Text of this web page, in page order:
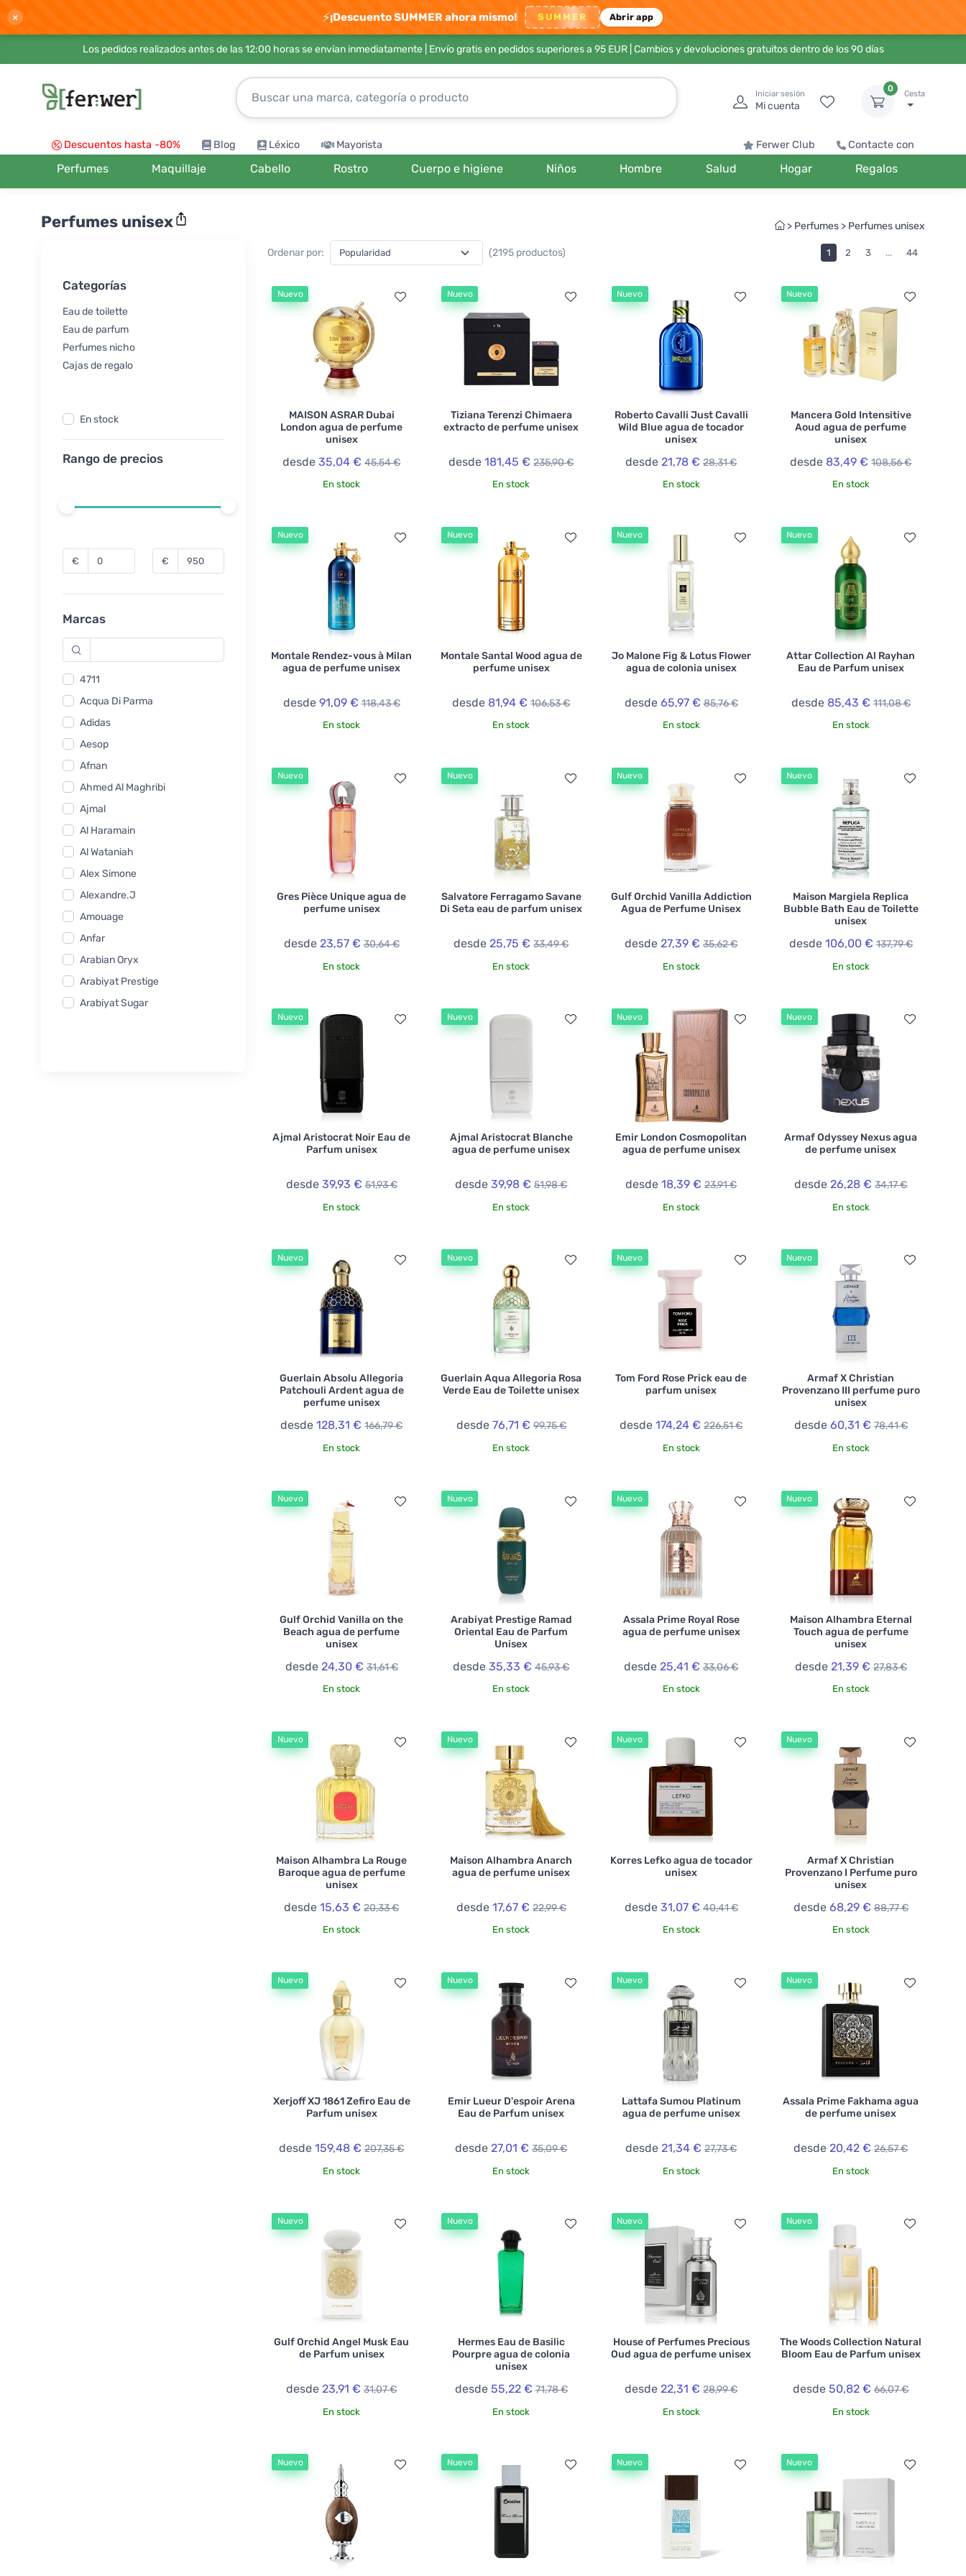
× ⚡¡Descuento SUMMER ahora mismo! SUMMER Abrir app
Los pedidos realizados antes de las 12:00 horas se envían inmediatamente | Envío gratis en pedidos superiores a 95 EUR| Cambios y devoluciones gratuitos dentro de los 90 días
Iniciar sesión
Mi cuenta
0
Cesta
Descuentos hasta -80% Blog Léxico Mayorista Ferwer Club Contacte con
Perfumes Maquillaje Cabello Rostro Cuerpo e higiene Niños Hombre Salud Hogar Regalos
> Perfumes > Perfumes unisex
Perfumes unisex
Categorías
Eau de toilette
Eau de parfum
Perfumes nicho
Cajas de regalo
En stock
Rango de precios
€ €
Marcas
4711
Acqua Di Parma
Adidas
Aesop
Afnan
Ahmed Al Maghribi
Ajmal
Al Haramain
Al Wataniah
Alex Simone
Alexandre.J
Amouage
Anfar
Arabian Oryx
Arabiyat Prestige
Arabiyat Sugar
Ordenar por: (2195 productos) 1 2 3 ... 44
Nuevo
MAISON ASRAR Dubai
London agua de perfume
unisex
desde35,04 € 45,54 €
En stock
Nuevo
Tiziana Terenzi Chimaera
extracto de perfume unisex
desde181,45 € 235,90 €
En stock
Nuevo
Roberto Cavalli Just Cavalli
Wild Blue agua de tocador
unisex
desde 21,78 € 28,31 €
En stock
Nuevo
Mancera Gold Intensitive
Aoud agua de perfume
unisex
desde 83,49 € 108,56 €
En stock
Nuevo
Montale Rendez-vous à Milan
agua de perfume unisex
desde 91,09 € 118,43 €
En stock
Nuevo
Montale Santal Wood agua de
perfume unisex
desde 81,94 € 106,53 €
En stock
Nuevo
Jo Malone Fig & Lotus Flower
agua de colonia unisex
desde 65,97 € 85,76 €
En stock
Nuevo
Attar Collection Al Rayhan
Eau de Parfum unisex
desde 85,43 € 111,08 €
En stock
Nuevo
Gres Pièce Unique agua de
perfume unisex
desde 23,57 € 30,64 €
En stock
Nuevo
Salvatore Ferragamo Savane
Di Seta eau de parfum unisex
desde25,75 € 33,49 €
En stock
Nuevo
Gulf Orchid Vanilla Addiction
Agua de Perfume Unisex
desde27,39 € 35,62 €
En stock
Nuevo
Maison Margiela Replica
Bubble Bath Eau de Toilette
unisex
desde 106,00 € 137,79 €
En stock
Nuevo
Ajmal Aristocrat Noir Eau de
Parfum unisex
desde 39,93 € 51,93 €
En stock
Nuevo
Ajmal Aristocrat Blanche
agua de perfume unisex
desde39,98 € 51,98 €
En stock
Nuevo
Emir London Cosmopolitan
agua de perfume unisex
desde18,39 € 23,91 €
En stock
Nuevo
Armaf Odyssey Nexus agua
de perfume unisex
desde26,28 € 34,17 €
En stock
Nuevo
Guerlain Absolu Allegoria
Patchouli Ardent agua de
perfume unisex
desde128,31 € 166,79 €
En stock
Nuevo
Guerlain Aqua Allegoria Rosa
Verde Eau de Toilette unisex
desde 76,71 € 99,75 €
En stock
Nuevo
Tom Ford Rose Prick eau de
parfum unisex
desde174,24 € 226,51 €
En stock
Nuevo
Armaf X Christian
Provenzano III perfume puro
unisex
desde 60,31 € 78,41 €
En stock
Nuevo
Gulf Orchid Vanilla on the
Beach agua de perfume
unisex
desde 24,30 € 31,61 €
En stock
Nuevo
Arabiyat Prestige Ramad
Oriental Eau de Parfum
Unisex
desde35,33 € 45,93 €
En stock
Nuevo
Assala Prime Royal Rose
agua de perfume unisex
desde 25,41 € 33,06 €
En stock
Nuevo
Maison Alhambra Eternal
Touch agua de perfume
unisex
desde 21,39 € 27,83 €
En stock
Nuevo
Maison Alhambra La Rouge
Baroque agua de perfume
unisex
desde15,63 € 20,33 €
En stock
Nuevo
Maison Alhambra Anarch
agua de perfume unisex
desde 17,67 € 22,99 €
En stock
Nuevo
Korres Lefko agua de tocador
unisex
desde 31,07 € 40,41 €
En stock
Nuevo
Armaf X Christian
Provenzano I Perfume puro
unisex
desde 68,29 € 88,77 €
En stock
Nuevo
Xerjoff XJ 1861 Zefiro Eau de
Parfum unisex
desde159,48 € 207,35 €
En stock
Nuevo
Emir Lueur D'espoir Arena
Eau de Parfum unisex
desde27,01 € 35,09 €
En stock
Nuevo
Lattafa Sumou Platinum
agua de perfume unisex
desde21,34 € 27,73 €
En stock
Nuevo
Assala Prime Fakhama agua
de perfume unisex
desde20,42 € 26,57 €
En stock
Nuevo
Gulf Orchid Angel Musk Eau
de Parfum unisex
desde23,91 € 31,07 €
En stock
Nuevo
Hermes Eau de Basilic
Pourpre agua de colonia
unisex
desde 55,22 € 71,78 €
En stock
Nuevo
House of Perfumes Precious
Oud agua de perfume unisex
desde22,31 € 28,99 €
En stock
Nuevo
The Woods Collection Natural
Bloom Eau de Parfum unisex
desde50,82 € 66,07 €
En stock
Nuevo Nuevo Nuevo Nuevo